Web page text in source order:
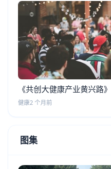
《共创大健康产业黄兴路》
健康2 个月前
图集